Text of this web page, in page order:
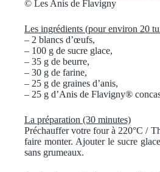
© Les Anis de Flavigny
Les ingrédients (pour environ 20
– 2 blancs d’œufs,
– 100 g de sucre glace,
– 35 g de beurre,
– 30 g de farine,
– 25 g de graines d’anis,
– 25 g d’Anis de Flavigny®
La préparation (30 minutes)
Préchauffer votre four à 220°C /
faire monter. Ajouter le sucre
sans grumeaux.